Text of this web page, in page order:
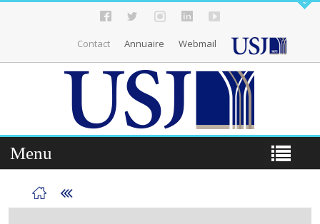
Contact Annuaire Webmail
Menu